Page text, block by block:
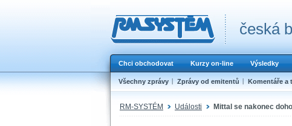
česká
Chci obchodovat Kurzy on-line Výsledky
Všechny zprávy Zprávy od emitentů Komentáře a
RM-SYSTÉM Události Mittal se nakonec